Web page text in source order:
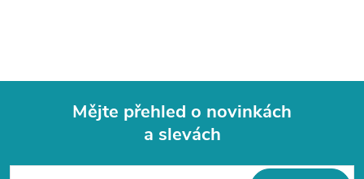
p
s
Mějte přehled o novinkách
a slevách